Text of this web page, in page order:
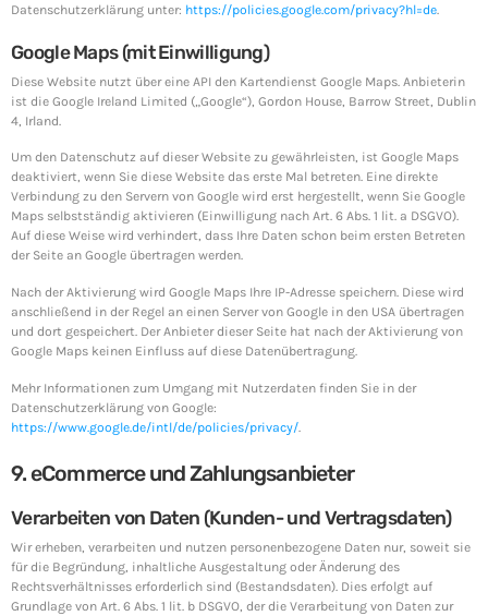
Datenschutzerklärung unter: https://policies.google.com/privacy?hl=de.
Google Maps (mit Einwilligung)
Diese Website nutzt über eine API den Kartendienst Google Maps. Anbieterin
ist die Google Ireland Limited („Google“), Gordon House, Barrow Street, Dublin
4, Irland.
Um den Datenschutz auf dieser Website zu gewährleisten, ist Google Maps
deaktiviert, wenn Sie diese Website das erste Mal betreten. Eine direkte
Verbindung zu den Servern von Google wird erst hergestellt, wenn Sie Google
Maps selbstständig aktivieren (Einwilligung nach Art. 6 Abs. 1 lit. a DSGVO).
Auf diese Weise wird verhindert, dass Ihre Daten schon beim ersten Betreten
der Seite an Google übertragen werden.
Nach der Aktivierung wird Google Maps Ihre IP-Adresse speichern. Diese wird
anschließend in der Regel an einen Server von Google in den USA übertragen
und dort gespeichert. Der Anbieter dieser Seite hat nach der Aktivierung von
Google Maps keinen Einfluss auf diese Datenübertragung.
Mehr Informationen zum Umgang mit Nutzerdaten finden Sie in der
Datenschutzerklärung von Google:
https://www.google.de/intl/de/policies/privacy/.
9. eCommerce und Zahlungsanbieter
Verarbeiten von Daten (Kunden- und Vertragsdaten)
Wir erheben, verarbeiten und nutzen personenbezogene Daten nur, soweit sie
für die Begründung, inhaltliche Ausgestaltung oder Änderung des
Rechtsverhältnisses erforderlich sind (Bestandsdaten). Dies erfolgt auf
Grundlage von Art. 6 Abs. 1 lit. b DSGVO, der die Verarbeitung von Daten zur